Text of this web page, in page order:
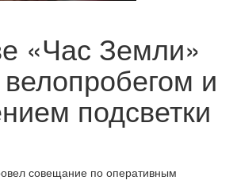
«Час Земли»
и
подсветки
совещание по оперативным